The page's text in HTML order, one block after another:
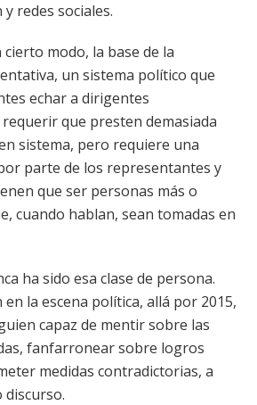
redes sociales.
cierto modo, la base de la
un sistema político que
echar a dirigentes
que presten demasiada
sistema, pero requiere una
parte de los representantes y
que ser personas más o
cuando hablan, sean tomadas en
ha sido esa clase de persona.
la escena política, allá por 2015,
capaz de mentir sobre las
fanfarronear sobre logros
medidas contradictorias, a
discurso.